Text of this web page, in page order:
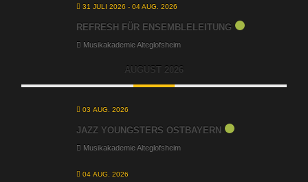
31 JULI 2026 - 04 AUG. 2026
REFRESH FÜR ENSEMBLELEITUNG
Musikakademie Alteglofsheim
AUGUST 2026
03 AUG. 2026
JAZZ YOUNGSTERS OSTBAYERN
Musikakademie Alteglofsheim
04 AUG. 2026